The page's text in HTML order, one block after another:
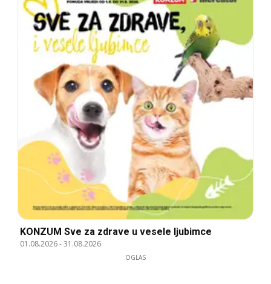
KONZUM Sve za zdrave u vesele ljubimce
01.08.2026-31.08.2026
OGLAS